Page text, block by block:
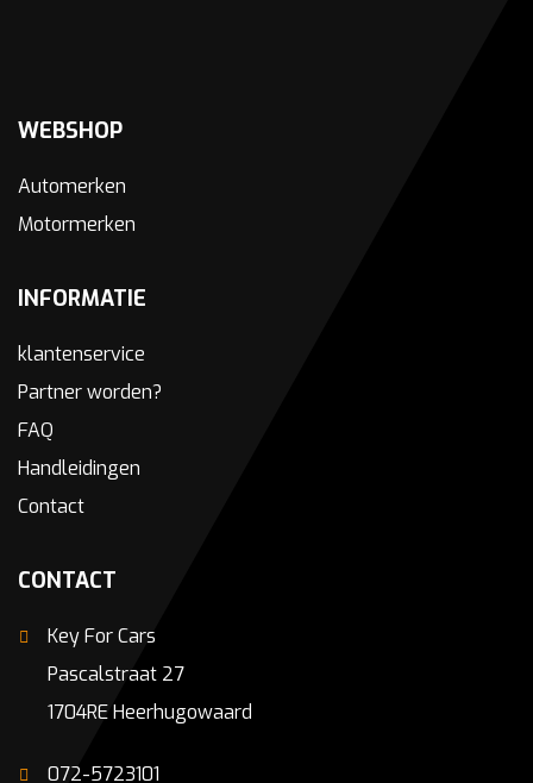
WEBSHOP
Automerken
Motormerken
INFORMATIE
klantenservice
Partner worden?
FAQ
Handleidingen
Contact
CONTACT
Key For Cars
Pascalstraat 27
1704RE Heerhugowaard
072-5723101